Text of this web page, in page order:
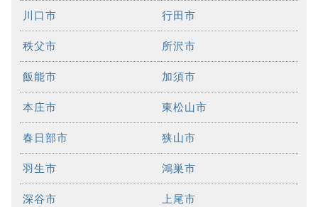
川口市 行田市
秩父市 所沢市
飯能市 加須市
本庄市 東松山市
春日部市 狭山市
羽生市 鴻巣市
深谷市 上尾市